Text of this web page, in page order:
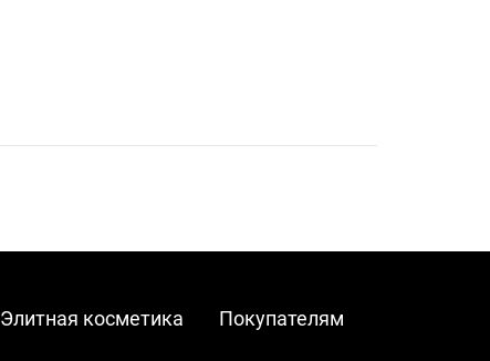
Элитная косметика Покупателям